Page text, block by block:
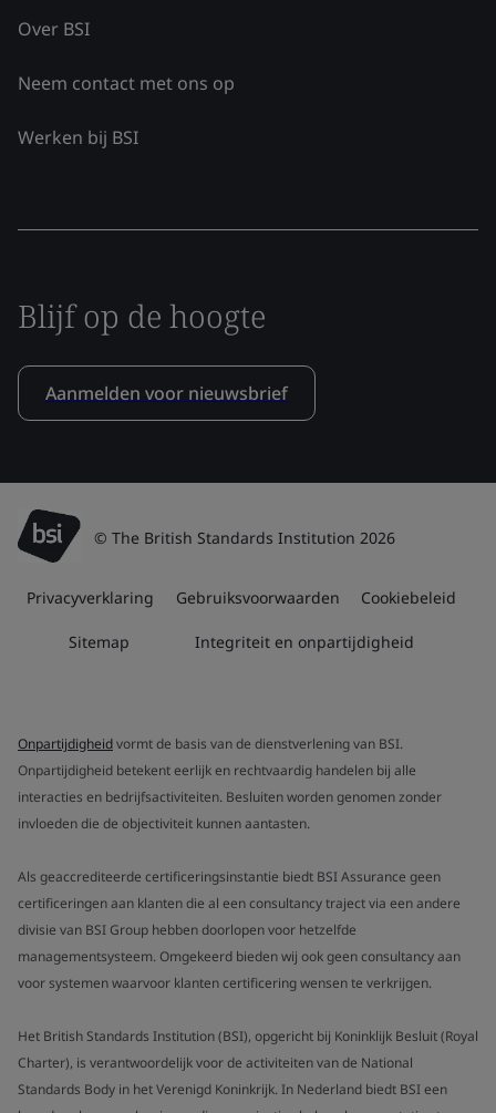
Over BSI
Neem contact met ons op
Werken bij BSI
Blijf op de hoogte
Aanmelden voor nieuwsbrief
© The British Standards Institution 2026
Privacyverklaring Gebruiksvoorwaarden Cookiebeleid
Sitemap Integriteit en onpartijdigheid
Onpartijdigheidvormt de basis van de dienstverlening van BSI.
Onpartijdigheid betekent eerlijk en rechtvaardig handelen bij alle
interacties en bedrijfsactiviteiten. Besluiten worden genomen zonder
invloeden die de objectiviteit kunnen aantasten.
Als geaccrediteerde certificeringsinstantie biedt BSI Assurance geen
certificeringen aan klanten die al een consultancy traject via een andere
divisie van BSI Group hebben doorlopen voor hetzelfde
managementsysteem. Omgekeerd bieden wij ook geen consultancy aan
voor systemen waarvoor klanten certificering wensen te verkrijgen.
Het British Standards Institution (BSI), opgericht bij Koninklijk Besluit (Royal
Charter), is verantwoordelijk voor de activiteiten van de National
Standards Body in het Verenigd Koninkrijk. In Nederland biedt BSI een